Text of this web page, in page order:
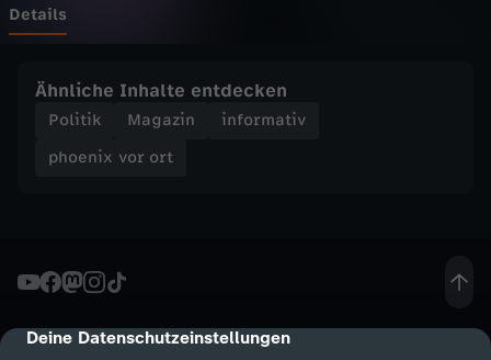
cmp-dialog-description
Deine Datenschutzeinstellungen
t
K
m
a
Details
Ähnliche Inhalte entdecken
Politik Magazin
informativ
phoenix vor ort